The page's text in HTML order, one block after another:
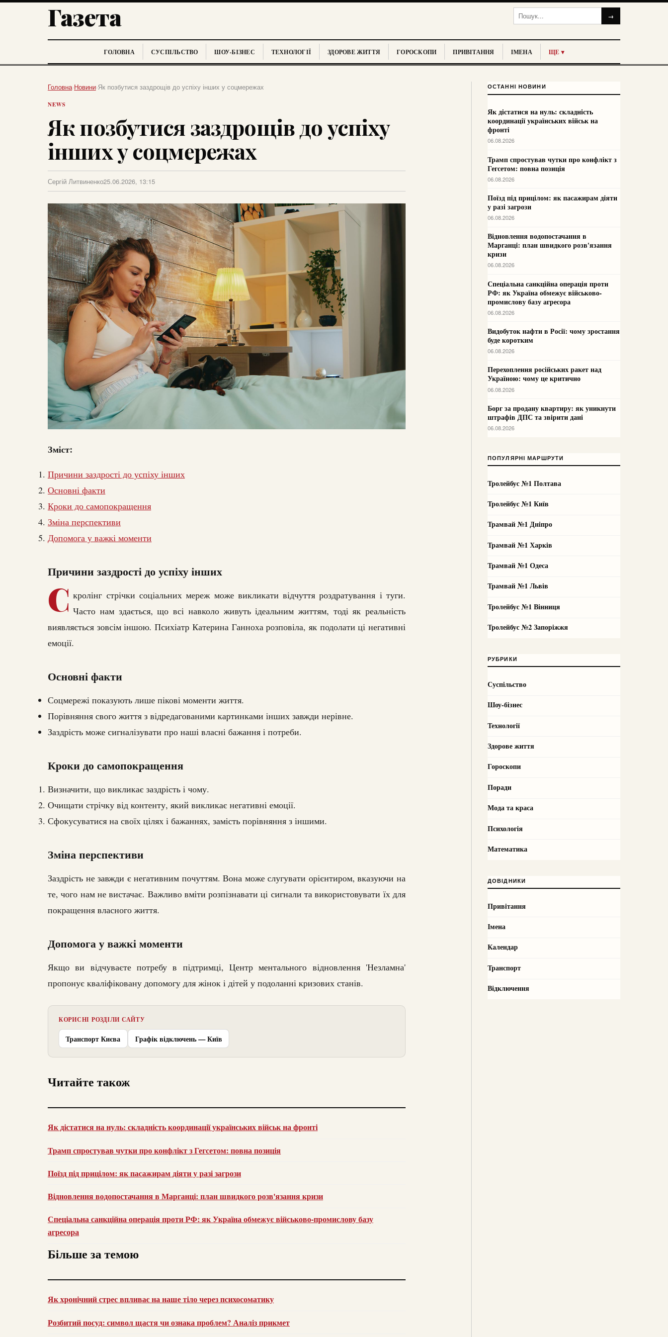
Газета →
ГОЛОВНА СУСПІЛЬСТВО ШОУ-БІЗНЕС ТЕХНОЛОГІЇ ЗДОРОВЕ ЖИТТЯ ГОРОСКОПИ ПРИВІТАННЯ ІМЕНА ЩЕ ▾
Головна›Новини›Як позбутися заздрощів до успіху інших у соцмережах
NEWS
Як позбутися заздрощів до успіху
інших у соцмережах
Сергій Литвиненко25.06.2026, 13:15
Зміст:
Причини заздрості до успіху інших
Основні факти
Кроки до самопокращення
Зміна перспективи
Допомога у важкі моменти
Причини заздрості до успіху інших
С кролінг стрічки соціальних мереж може викликати відчуття роздратування і туги.
Часто нам здається, що всі навколо живуть ідеальним життям, тоді як реальність
виявляється зовсім іншою. Психіатр Катерина Ганноха розповіла, як подолати ці негативні
емоції.
Основні факти
Соцмережі показують лише пікові моменти життя.
Порівняння свого життя з відредагованими картинками інших завжди нерівне.
Заздрість може сигналізувати про наші власні бажання і потреби.
Кроки до самопокращення
Визначити, що викликає заздрість і чому.
Очищати стрічку від контенту, який викликає негативні емоції.
Сфокусуватися на своїх цілях і бажаннях, замість порівняння з іншими.
Зміна перспективи
Заздрість не завжди є негативним почуттям. Вона може слугувати орієнтиром, вказуючи на
те, чого нам не вистачає. Важливо вміти розпізнавати ці сигнали та використовувати їх для
покращення власного життя.
Допомога у важкі моменти
Якщо ви відчуваєте потребу в підтримці, Центр ментального відновлення 'Незламна'
пропонує кваліфіковану допомогу для жінок і дітей у подоланні кризових станів.
КОРИСНІ РОЗДІЛИ САЙТУ
Транспорт Києва Графік відключень — Київ
Читайте також
Як дістатися на нуль: складність координації українських військ на фронті
Трамп спростував чутки про конфлікт з Гегсетом: повна позиція
Поїзд під прицілом: як пасажирам діяти у разі загрози
Відновлення водопостачання в Марганці: план швидкого розв'язання кризи
Спеціальна санкційна операція проти РФ: як Україна обмежує військово-промислову базу
агресора
Більше за темою
Як хронічний стрес впливає на наше тіло через психосоматику
Розбитий посуд: символ щастя чи ознака проблем? Аналіз прикмет
ОСТАННІ НОВИНИ
Як дістатися на нуль: складність
координації українських військ на
фронті
06.08.2026
Трамп спростував чутки про конфлікт з
Гегсетом: повна позиція
06.08.2026
Поїзд під прицілом: як пасажирам діяти
у разі загрози
06.08.2026
Відновлення водопостачання в
Марганці: план швидкого розв'язання
кризи
06.08.2026
Спеціальна санкційна операція проти
РФ: як Україна обмежує військово-
промислову базу агресора
06.08.2026
Видобуток нафти в Росії: чому зростання
буде коротким
06.08.2026
Перехоплення російських ракет над
Україною: чому це критично
06.08.2026
Борг за продану квартиру: як уникнути
штрафів ДПС та звірити дані
06.08.2026
ПОПУЛЯРНІ МАРШРУТИ
Тролейбус №1 Полтава
Тролейбус №1 Київ
Трамвай №1 Дніпро
Трамвай №1 Харків
Трамвай №1 Одеса
Трамвай №1 Львів
Тролейбус №1 Вінниця
Тролейбус №2 Запоріжжя
РУБРИКИ
Суспільство
Шоу-бізнес
Технології
Здорове життя
Гороскопи
Поради
Мода та краса
Психологія
Математика
ДОВІДНИКИ
Привітання
Імена
Календар
Транспорт
Відключення